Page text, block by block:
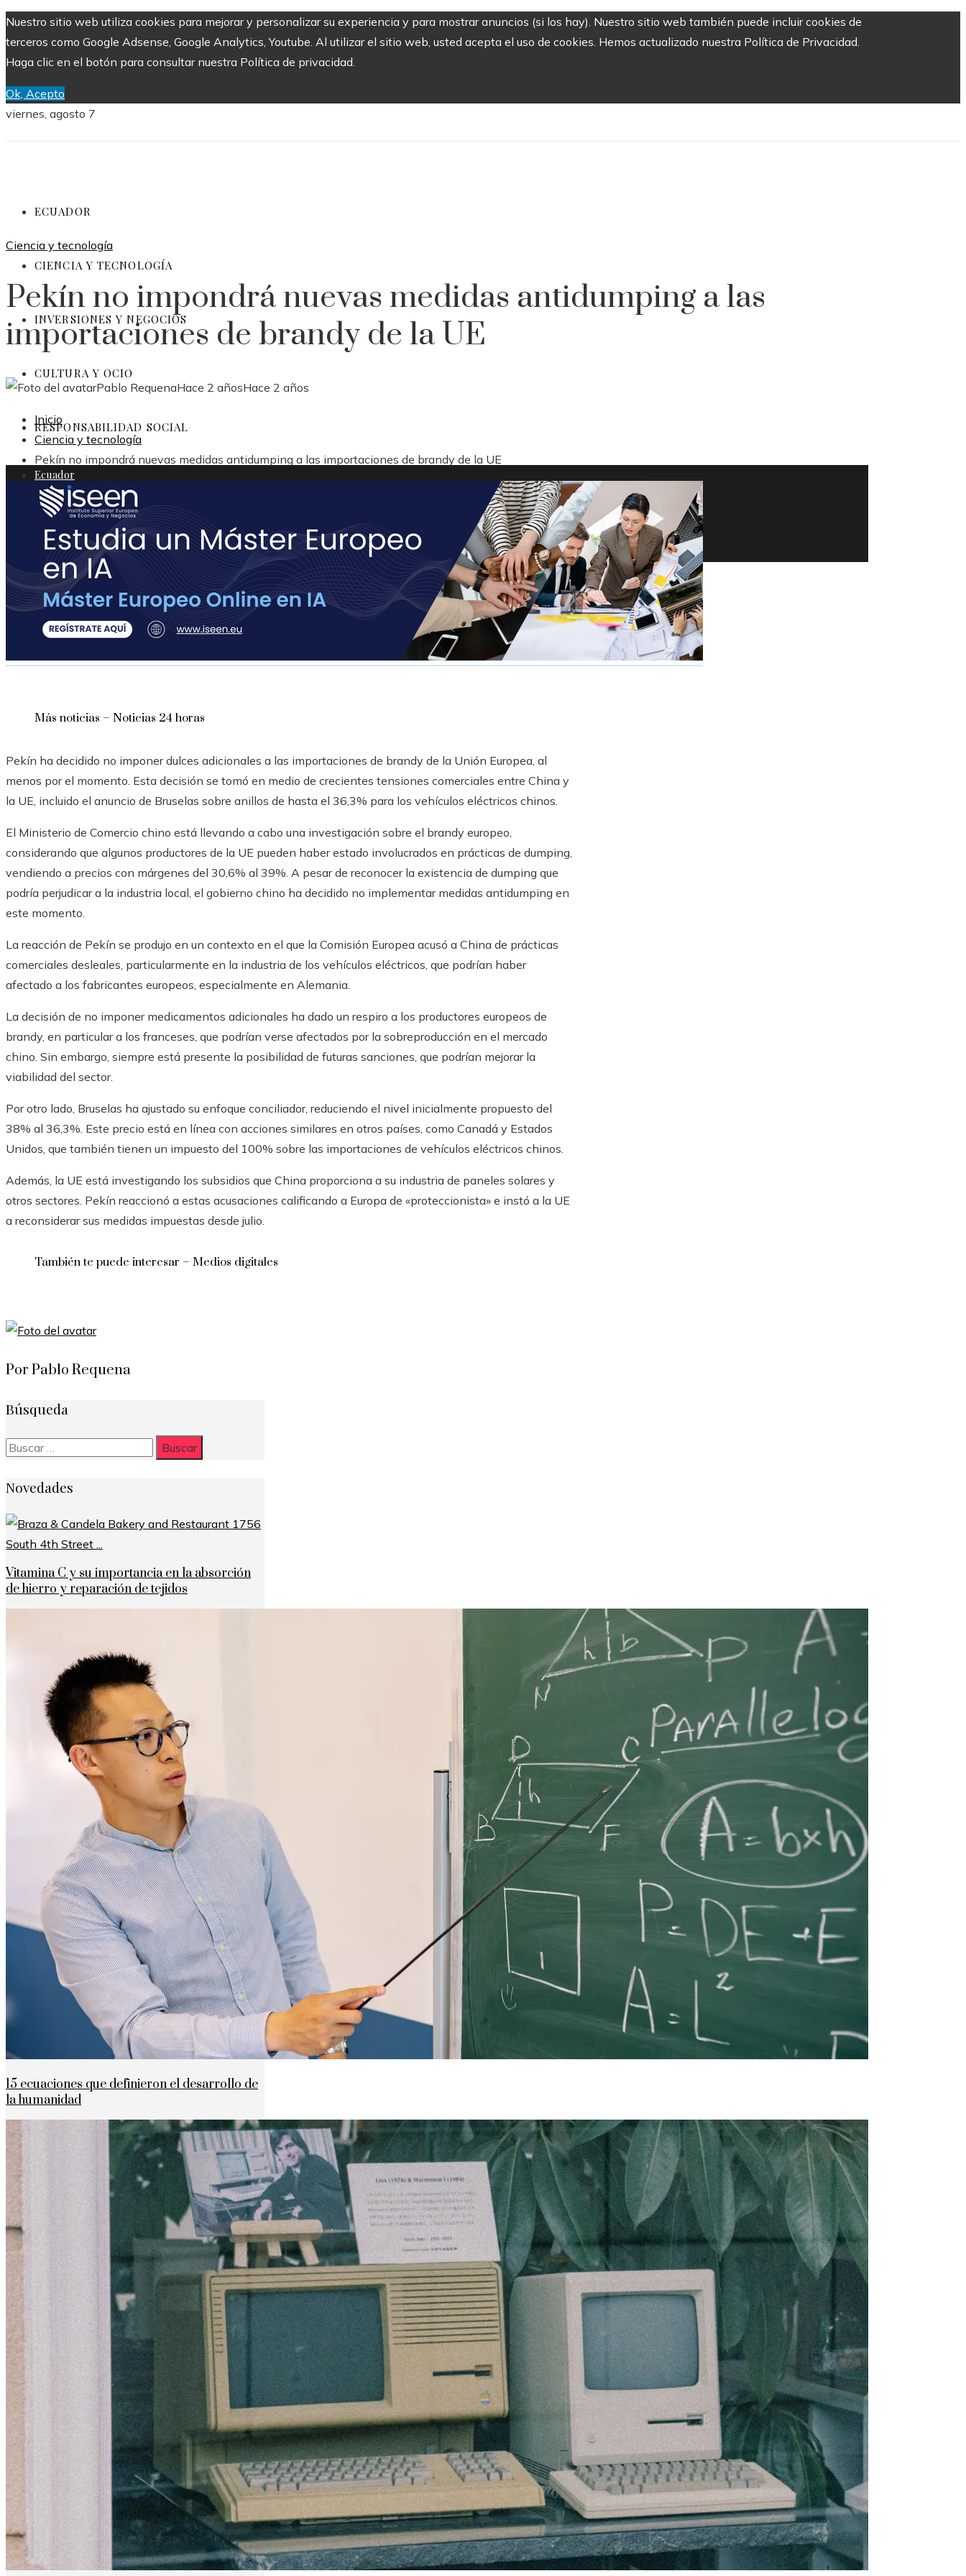
Nuestro sitio web utiliza cookies para mejorar y personalizar su experiencia y para mostrar anuncios (si los hay). Nuestro sitio web también puede incluir cookies de
terceros como Google Adsense, Google Analytics, Youtube. Al utilizar el sitio web, usted acepta el uso de cookies. Hemos actualizado nuestra Política de Privacidad.
Haga clic en el botón para consultar nuestra Política de privacidad.
Ok, Acepto
viernes, agosto 7
ECUADOR
CIENCIA Y TECNOLOGÍA
INVERSIONES Y NEGOCIOS
CULTURA Y OCIO
RESPONSABILIDAD SOCIAL
Ecuador
Ciencia y tecnología
Inversiones y negocios
Cultura y ocio
Responsabilidad social
Ciencia y tecnología
Pekín no impondrá nuevas medidas antidumping a las
importaciones de brandy de la UE
Pablo RequenaHace 2 añosHace 2 años
Inicio
Ciencia y tecnología
Pekín no impondrá nuevas medidas antidumping a las importaciones de brandy de la UE
Más noticias – Noticias 24 horas
Pekín ha decidido no imponer dulces adicionales a las importaciones de brandy de la Unión Europea, al
menos por el momento. Esta decisión se tomó en medio de crecientes tensiones comerciales entre China y
la UE, incluido el anuncio de Bruselas sobre anillos de hasta el 36,3% para los vehículos eléctricos chinos.
El Ministerio de Comercio chino está llevando a cabo una investigación sobre el brandy europeo,
considerando que algunos productores de la UE pueden haber estado involucrados en prácticas de dumping,
vendiendo a precios con márgenes del 30,6% al 39%. A pesar de reconocer la existencia de dumping que
podría perjudicar a la industria local, el gobierno chino ha decidido no implementar medidas antidumping en
este momento.
La reacción de Pekín se produjo en un contexto en el que la Comisión Europea acusó a China de prácticas
comerciales desleales, particularmente en la industria de los vehículos eléctricos, que podrían haber
afectado a los fabricantes europeos, especialmente en Alemania.
La decisión de no imponer medicamentos adicionales ha dado un respiro a los productores europeos de
brandy, en particular a los franceses, que podrían verse afectados por la sobreproducción en el mercado
chino. Sin embargo, siempre está presente la posibilidad de futuras sanciones, que podrían mejorar la
viabilidad del sector.
Por otro lado, Bruselas ha ajustado su enfoque conciliador, reduciendo el nivel inicialmente propuesto del
38% al 36,3%. Este precio está en línea con acciones similares en otros países, como Canadá y Estados
Unidos, que también tienen un impuesto del 100% sobre las importaciones de vehículos eléctricos chinos.
Además, la UE está investigando los subsidios que China proporciona a su industria de paneles solares y
otros sectores. Pekín reaccionó a estas acusaciones calificando a Europa de «proteccionista» e instó a la UE
a reconsiderar sus medidas impuestas desde julio.
También te puede interesar – Medios digitales
Por Pablo Requena
Búsqueda
Buscar:
Novedades
Vitamina C y su importancia en la absorción
de hierro y reparación de tejidos
15 ecuaciones que definieron el desarrollo de
la humanidad